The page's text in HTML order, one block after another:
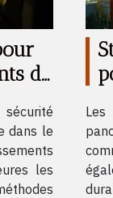
de
dans le
les